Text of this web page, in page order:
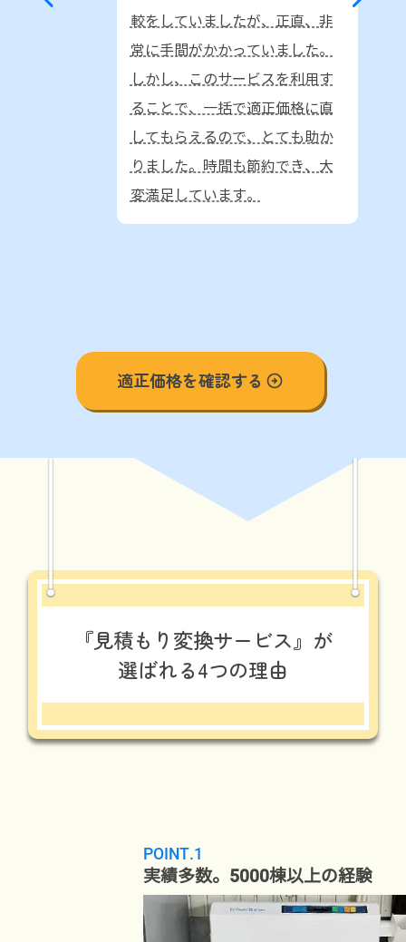
較をしていましたが、正直、非
常に手間がかかっていました。
しかし、このサービスを利用す
ることで、一括で適正価格に直
してもらえるので、とても助か
りました。時間も節約でき、大
変満足しています。
適正価格を確認する arrow_circle_right
『見積もり変換サービス』が
選ばれる4つの理由
POINT.1
実績多数。5000棟以上の経験